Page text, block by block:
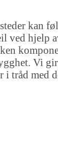
kan
ved hjelp
Vi
tråd med